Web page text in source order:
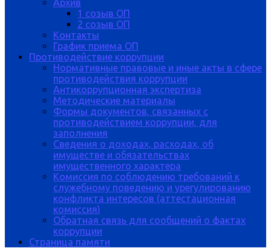
Архив
1 созыв ОП
2 созыв ОП
Контакты
График приема ОП
Противодействие коррупции
Нормативные правовые и иные акты в сфере
противодействия коррупции
Антикоррупционная экспертиза
Методические материалы
Формы документов, связанных с
противодействием коррупции, для
заполнения
Сведения о доходах, расходах, об
имуществе и обязательствах
имущественного характера
Комиссия по соблюдению требований к
служебному поведению и урегулированию
конфликта интересов (аттестационная
комиссия)
Обратная связь для сообщений о фактах
коррупции
Страница памяти